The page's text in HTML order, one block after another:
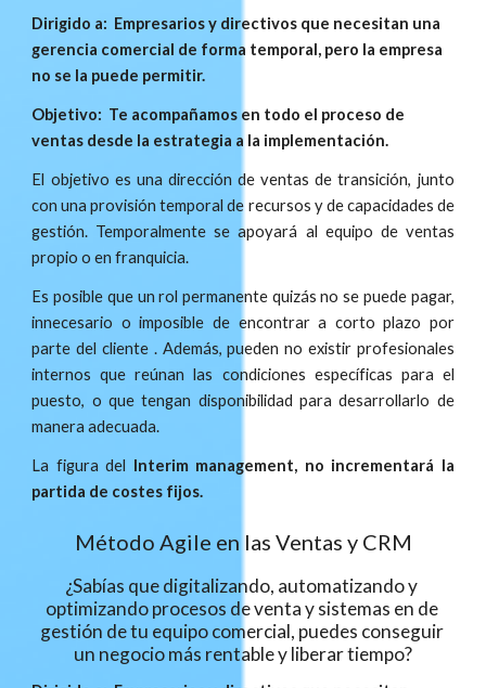
Dirigido a:  Empresarios y directivos que necesitan una
gerencia comercial de forma temporal, pero la empresa
no se la puede permitir.
Objetivo:  Te acompañamos en todo el proceso de
ventas desde la estrategia a la implementación.
El objetivo es una dirección de ventas de transición, junto
con una provisión temporal de recursos y de capacidades de
gestión. Temporalmente se apoyará al equipo de ventas
propio o en franquicia.
Es posible que un rol permanente quizás no se puede pagar,
innecesario o imposible de encontrar a corto plazo por
parte del cliente . Además, pueden no existir profesionales
internos que reúnan las condiciones específicas para el
puesto, o que tengan disponibilidad para desarrollarlo de
manera adecuada.
La figura del Interim management, no incrementará la
partida de costes fijos.
Método Agile en las Ventas y CRM
¿Sabías que digitalizando, automatizando y
optimizando procesos de venta y sistemas en de
gestión de tu equipo comercial, puedes conseguir
un negocio más rentable y liberar tiempo?